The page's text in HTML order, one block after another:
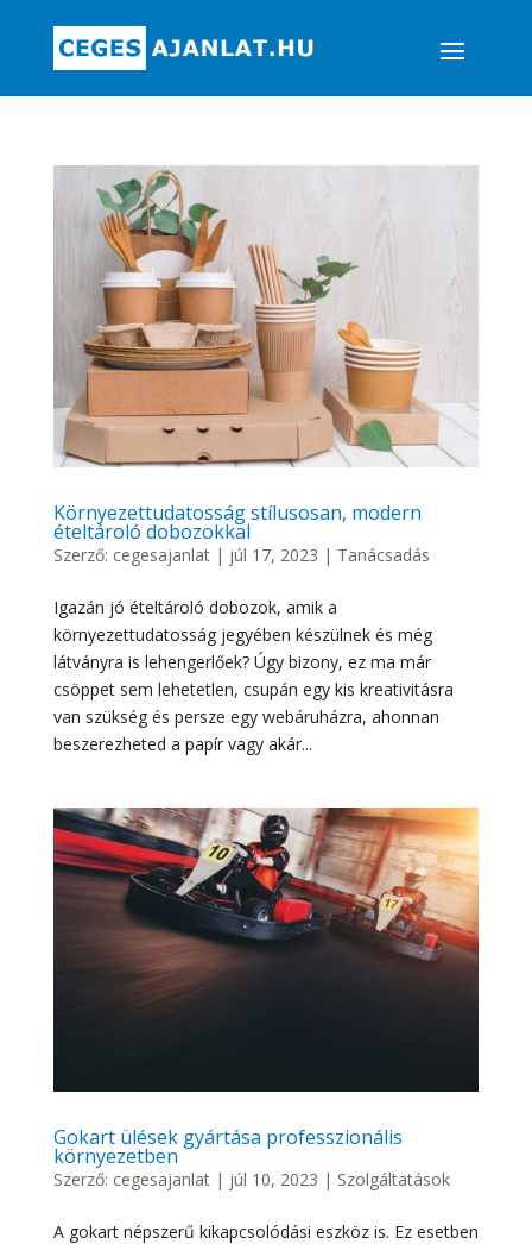
Környezettudatosság stílusosan, modern
ételtároló dobozokkal
Szerző: cegesajanlat| júl 17, 2023 | Tanácsadás
Igazán jó ételtároló dobozok, amik a
környezettudatosság jegyében készülnek és még
látványra is lehengerlőek? Úgy bizony, ez ma már
csöppet sem lehetetlen, csupán egy kis kreativitásra
van szükség és persze egy webáruházra, ahonnan
beszerezheted a papír vagy akár...
Gokart ülések gyártása professzionális
környezetben
Szerző: cegesajanlat| júl 10, 2023 | Szolgáltatások
A gokart népszerű kikapcsolódási eszköz is. Ez esetben